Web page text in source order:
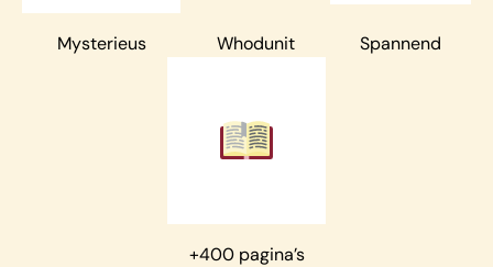
Er zijn meerdere boeken in deze reeks verschenen met
Niels Oxen in de hoofdrol, maar ze zijn ook prima los van
Mysterieus Whodunit Spannend
+400 pagina’s